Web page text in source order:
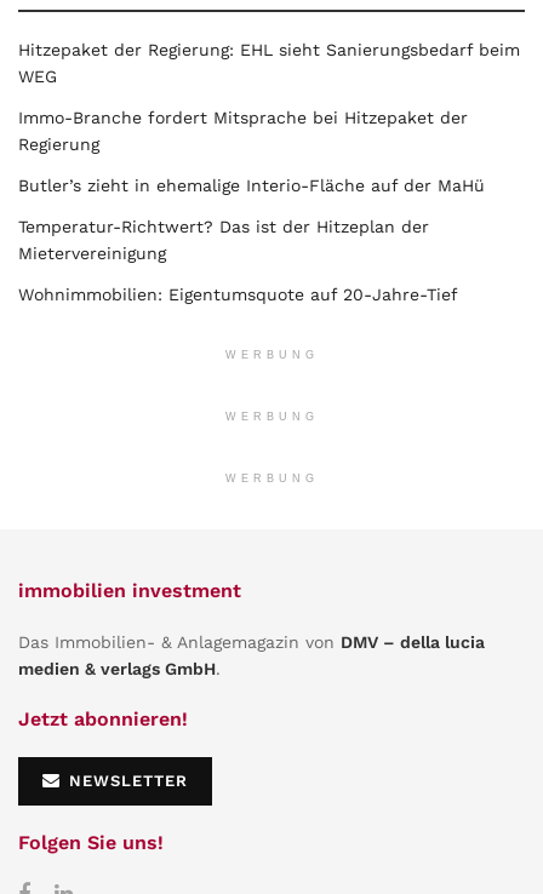
Hitzepaket der Regierung: EHL sieht Sanierungsbedarf beim
WEG
Immo-Branche fordert Mitsprache bei Hitzepaket der
Regierung
Butler’s zieht in ehemalige Interio-Fläche auf der MaHü
Temperatur-Richtwert? Das ist der Hitzeplan der
Mietervereinigung
Wohnimmobilien: Eigentumsquote auf 20-Jahre-Tief
WERBUNG
WERBUNG
WERBUNG
immobilien investment
Das Immobilien- & Anlagemagazin von DMV – della lucia
medien & verlags GmbH.
Jetzt abonnieren!
NEWSLETTER
Folgen Sie uns!